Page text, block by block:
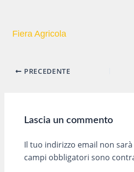
Fiera Agricola
Navigazione
PRECEDENTE
Lascia un commento
Il tuo indirizzo email non
campi obbligatori sono